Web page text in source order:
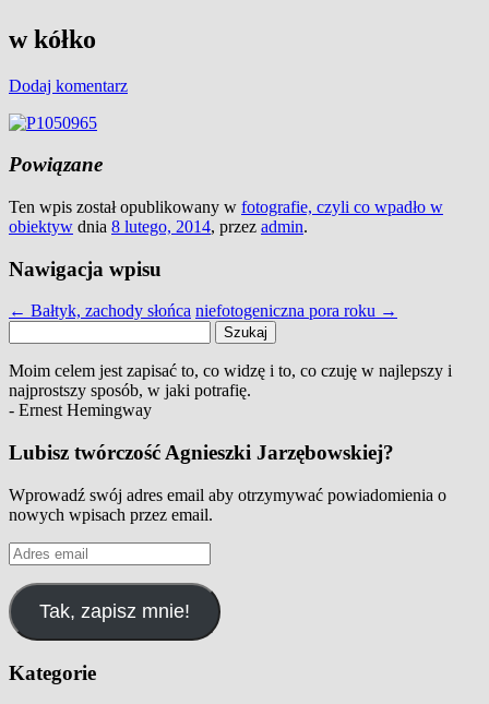
w kółko
Dodaj komentarz
Powiązane
Ten wpis został opublikowany w fotografie, czyli co wpadło w
obiektyw dnia 8 lutego, 2014, przez admin.
Nawigacja wpisu
← Bałtyk, zachody słońca niefotogeniczna pora roku →
Moim celem jest zapisać to, co widzę i to, co czuję w najlepszy i
najprostszy sposób, w jaki potrafię.
- Ernest Hemingway
Lubisz twórczość Agnieszki Jarzębowskiej?
Wprowadź swój adres email aby otrzymywać powiadomienia o
nowych wpisach przez email.
Adres
email
Tak, zapisz mnie!
Kategorie